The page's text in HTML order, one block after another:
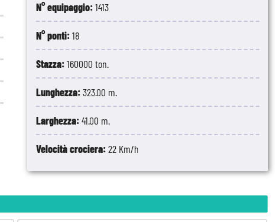
N° equipaggio:1413
N° ponti:18
Stazza:160000 ton.
Lunghezza:323.00 m.
Larghezza:41.00 m.
Velocità crociera:22 Km/h